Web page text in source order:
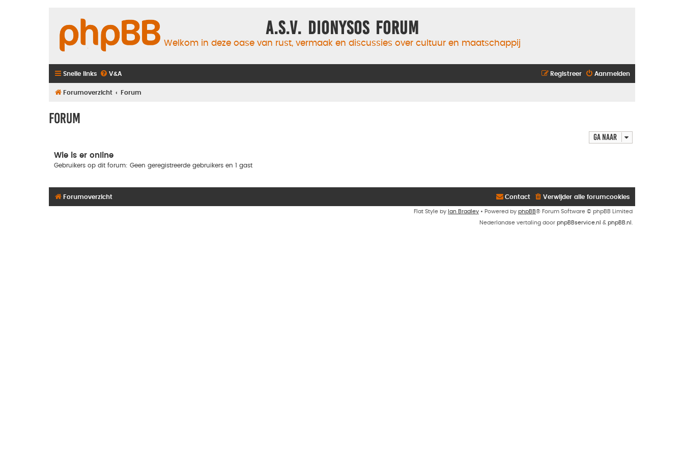
A.S.V. Dionysos Forum
Welkom in deze oase van rust, vermaak en discussies over cultuur en maatschappij
Snelle links V&A Aanmelden
Registreer
Forumoverzicht Forum
Forum
Ga naar
Wie is er online
Gebruikers op dit forum: Geen geregistreerde gebruikers en 1 gast
Forumoverzicht Verwijder alle forumcookies
Contact
Flat Style by Ian Bradley • Powered by phpBB® Forum Software © phpBB Limited
Nederlandse vertaling door phpBBservice.nl & phpBB.nl